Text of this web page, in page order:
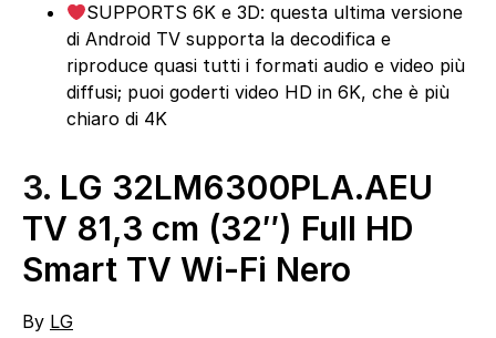
SUPPORTS 6K e 3D: questa ultima versione
di Android TV supporta la decodifica e
riproduce quasi tutti i formati audio e video più
diffusi; puoi goderti video HD in 6K, che è più
chiaro di 4K
3. LG 32LM6300PLA.AEU
TV 81,3 cm (32″) Full HD
Smart TV Wi-Fi Nero
By LG